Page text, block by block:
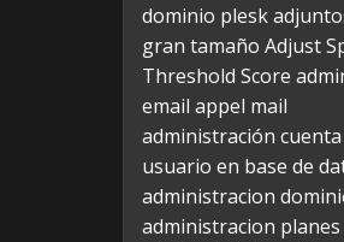
dominio plesk
gran tamaño Adjust
Threshold Score
email appel mail
administración cuenta
usuario en base de
administracion
administracion